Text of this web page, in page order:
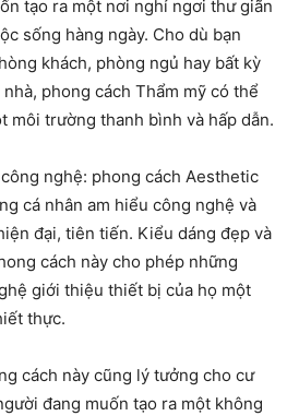
tạo ra một nơi nghỉ ngơi thư giãn
sống hàng ngày. Cho dù bạn
khách, phòng ngủ hay bất kỳ
phong cách Thẩm mỹ có thể
môi trường thanh bình và hấp dẫn.
nghệ: phong cách Aesthetic
cá nhân am hiểu công nghệ và
đại, tiên tiến. Kiểu dáng đẹp và
cách này cho phép những
giới thiệu thiết bị của họ một
thực.
cách này cũng lý tưởng cho cư
đang muốn tạo ra một không